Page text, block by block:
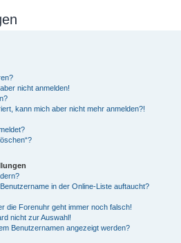
nicht anmelden!
kann mich aber nicht mehr anmelden?!
in der Online-Liste auftaucht?
die Forenuhr geht immer noch falsch!
nicht zur Auswahl!
Benutzernamen angezeigt werden?